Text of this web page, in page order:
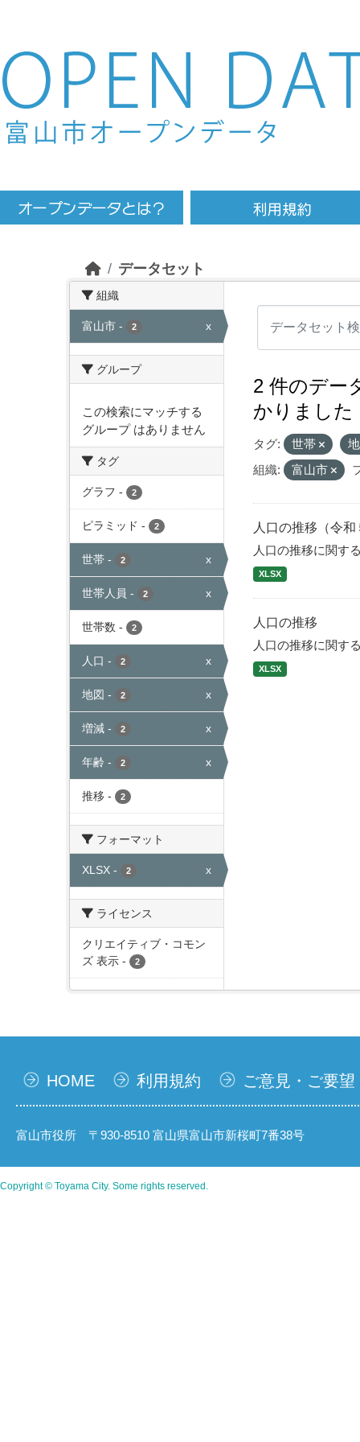
Skip to main content
データセット
組織
富山市 - 2 x
グループ
この検索にマッチする
グループ はありません
タグ
グラフ - 2
ピラミッド - 2
世帯 - 2 x
世帯人員 - 2 x
世帯数 - 2
人口 - 2 x
地図 - 2 x
増減 - 2 x
年齢 - 2 x
推移 - 2
フォーマット
XLSX - 2 x
ライセンス
クリエイティブ・コモン
ズ 表示 - 2
2 件のデー
かりました
タグ: 世帯
組織:
富山市
人口の推移（令和
人口の推移に関す
XLSX
人口の推移
人口の推移に関す
XLSX
HOME 利用規約 ご意見・ご要望
富山市役所 〒930-8510 富山県富山市新桜町7番38号
Copyright © Toyama City. Some rights reserved.